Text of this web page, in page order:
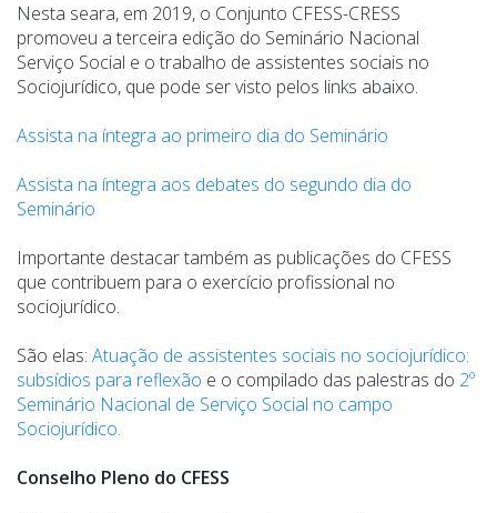
Nesta seara, em 2019, o Conjunto CFESS-CRESS
promoveu a terceira edição do Seminário Nacional
Serviço Social e o trabalho de assistentes sociais no
Sociojurídico, que pode ser visto pelos links abaixo.
Assista na íntegra ao primeiro dia do Seminário
Assista na íntegra aos debates do segundo dia do
Seminário
Importante destacar também as publicações do CFESS
que contribuem para o exercício profissional no
sociojurídico.
São elas: Atuação de assistentes sociais no sociojurídico:
subsídios para reflexão e o compilado das palestras do 2º
Seminário Nacional de Serviço Social no campo
Sociojurídico.
Conselho Pleno do CFESS